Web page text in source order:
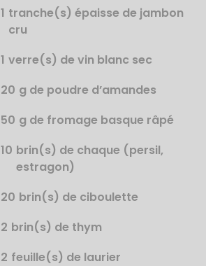
1 tranche(s) épaisse de jambon
cru
1 verre(s) de vin blanc sec
20 g de poudre d’amandes
50 g de fromage basque râpé
10 brin(s) de chaque (persil,
estragon)
20 brin(s) de ciboulette
2 brin(s) de thym
2 feuille(s) de laurier